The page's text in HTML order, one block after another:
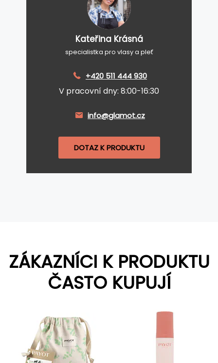
Kateřina Krásná
specialistka pro vlasy a pleť
+420 511 444 930
V pracovní dny: 8:00-16:30
info@glamot.cz
DOTAZ K PRODUKTU
ZÁKAZNÍCI K PRODUKTU
ČASTO KUPUJÍ